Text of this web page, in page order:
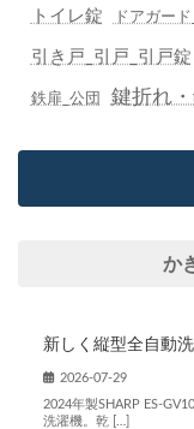
トイレ錠
ドアガー
引き戸_引戸_引戸錠
鉄扉_公団 鍵折れ
か
新しく縦型全自動
2026-07-29
2024年製SHARP ES-
洗濯機。乾 […]